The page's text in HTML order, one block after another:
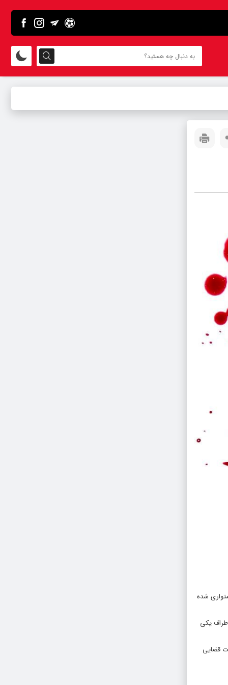
شده
اطراف یکی
دستگیر و تحویل مقامات قضایی